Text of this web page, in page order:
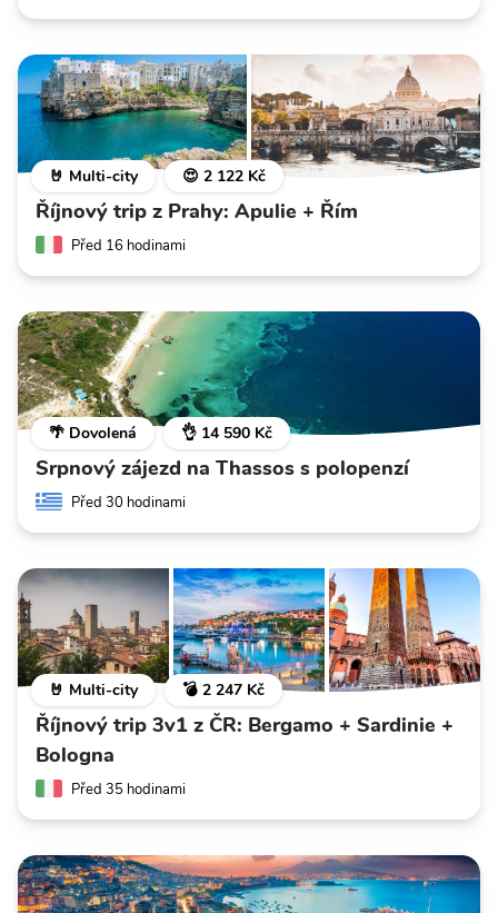
🤘 Multi-city 😍 2 122 Kč
Říjnový trip z Prahy: Apulie + Řím
Před 16 hodinami
🌴 Dovolená 👌 14 590 Kč
Srpnový zájezd na Thassos s polopenzí
Před 30 hodinami
🤘 Multi-city 💣 2 247 Kč
Říjnový trip 3v1 z ČR: Bergamo + Sardinie +
Bologna
Před 35 hodinami